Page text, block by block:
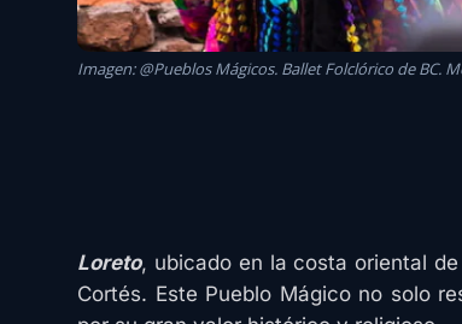
Imagen: @Pueblos Mágicos. Ballet Folclórico de BC.
Loreto, ubicado en la costa oriental de
Cortés. Este Pueblo Mágico no solo